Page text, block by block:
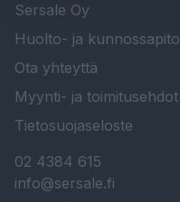
Sersale Oy
Huolto- ja kunnossapito
Ota yhteyttä
Myynti- ja toimitusehdot
Tietosuojaseloste
02 4384 615
info@sersale.fi